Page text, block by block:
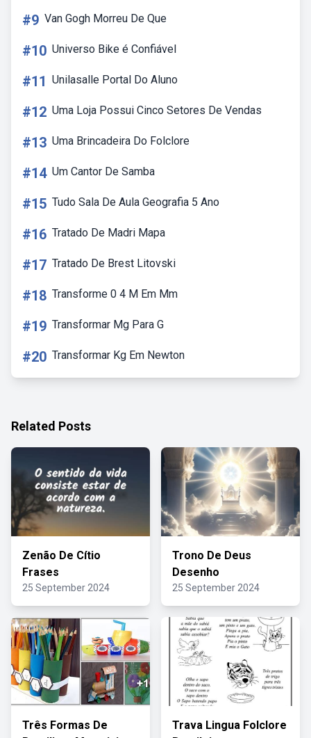
#9 Van Gogh Morreu De Que
#10 Universo Bike é Confiável
#11 Unilasalle Portal Do Aluno
#12 Uma Loja Possui Cinco Setores De Vendas
#13 Uma Brincadeira Do Folclore
#14 Um Cantor De Samba
#15 Tudo Sala De Aula Geografia 5 Ano
#16 Tratado De Madri Mapa
#17 Tratado De Brest Litovski
#18 Transforme 0 4 M Em Mm
#19 Transformar Mg Para G
#20 Transformar Kg Em Newton
Related Posts
Zenão De Cítio
Frases
25 September 2024
Trono De Deus
Desenho
25 September 2024
Três Formas De
Trava Lingua Folclore